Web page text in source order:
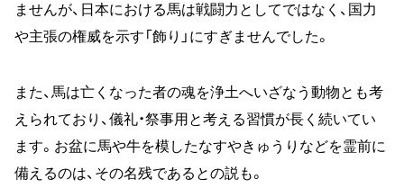
ませんが、日本における馬は戦闘力としてではなく、国力
や主張の権威を示す「飾り」にすぎませんでした。
また、馬は亡くなった者の魂を浄土へいざなう動物とも考
えられており、儀礼・祭事用と考える習慣が長く続いてい
ます。お盆に馬や牛を模したなすやきゅうりなどを霊前に
備えるのは、その名残であるとの説も。